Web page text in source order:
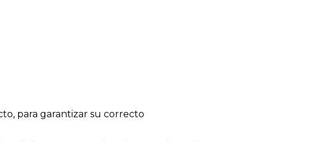
para garantizar su correcto